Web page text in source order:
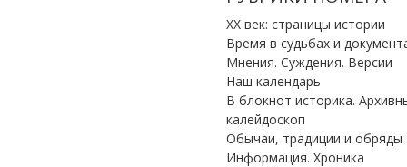
ХХ век: страницы истории
Время в судьбах и
Мнения. Суждения. Версии
Наш календарь
В блокнот историка.
калейдоскоп
Обычаи, традиции и обряды
Информация. Хроника